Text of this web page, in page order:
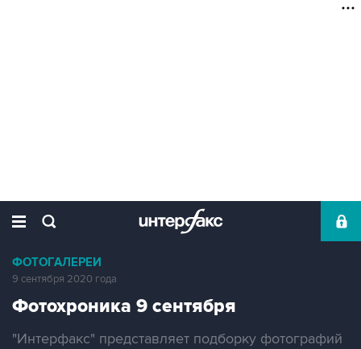
ФОТОГАЛЕРЕИ
9 сентября 2020 года
Фотохроника 9 сентября
"Интерфакс" представляет подборку фотографий